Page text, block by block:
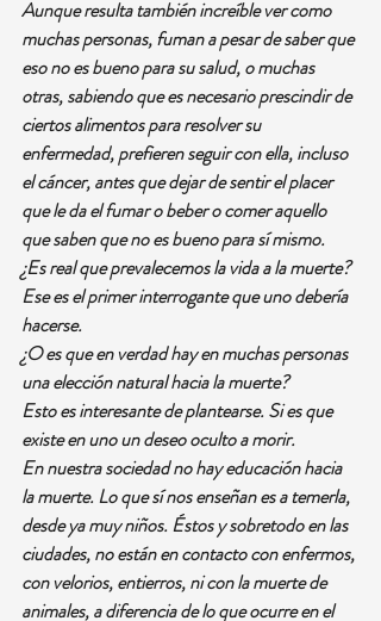
Aunque resulta también increíble ver como
muchas personas, fuman a pesar de saber que
eso no es bueno para su salud, o muchas
otras, sabiendo que es necesario prescindir de
ciertos alimentos para resolver su
enfermedad, prefieren seguir con ella, incluso
el cáncer, antes que dejar de sentir el placer
que le da el fumar o beber o comer aquello
que saben que no es bueno para sí mismo.
¿Es real que prevalecemos la vida a la muerte?
Ese es el primer interrogante que uno debería
hacerse.
¿O es que en verdad hay en muchas personas
una elección natural hacia la muerte?
Esto es interesante de plantearse. Si es que
existe en uno un deseo oculto a morir.
En nuestra sociedad no hay educación hacia
la muerte. Lo que sí nos enseñan es a temerla,
desde ya muy niños. Éstos y sobretodo en las
ciudades, no están en contacto con enfermos,
con velorios, entierros, ni con la muerte de
animales, a diferencia de lo que ocurre en el